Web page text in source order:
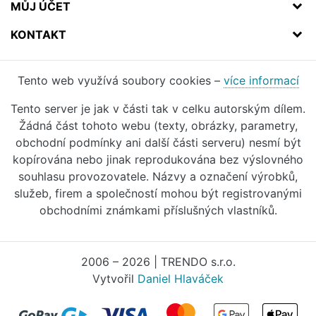
MŮJ ÚČET
KONTAKT
Tento web využívá soubory cookies – více informací
Tento server je jak v části tak v celku autorským dílem.
Žádná část tohoto webu (texty, obrázky, parametry,
obchodní podmínky ani další části serveru) nesmí být
kopírována nebo jinak reprodukována bez výslovného
souhlasu provozovatele. Názvy a označení výrobků,
služeb, firem a společností mohou být registrovanými
obchodními známkami příslušných vlastníků.
2006 – 2026 | TRENDO s.r.o.
Vytvořil Daniel Hlaváček